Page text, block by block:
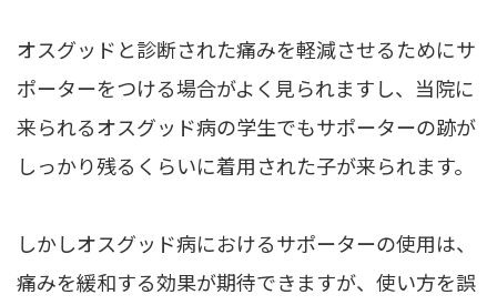
オスグッドと診断された痛みを軽減させるためにサ
ポーターをつける場合がよく見られますし、当院に
来られるオスグッド病の学生でもサポーターの跡が
しっかり残るくらいに着用された子が来られます。
しかしオスグッド病におけるサポーターの使用は、
痛みを緩和する効果が期待できますが、使い方を誤